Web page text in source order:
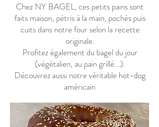
Chez NY BAGEL, ces petits pains sont
faits maison, pétris à la main, pochés puis
cuits dans notre four selon la recette
originale.
Profitez également du bagel du jour
(végétalien, au pain grillé...).
Découvrez aussi notre véritable hot-dog
américain